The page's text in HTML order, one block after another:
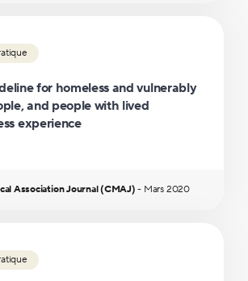
for homeless and vulnerably
and people with lived
experience
Association Journal (CMAJ) - Mars 2020